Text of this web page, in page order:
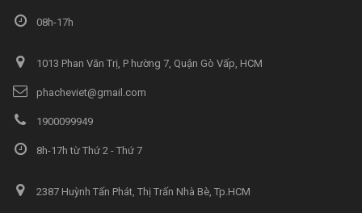
08h-17h
1013 Phan Văn Trị, P hường 7, Quận Gò Vấp, HCM
phacheviet@gmail.com
1900099949
8h-17h từ Thứ 2 - Thứ 7
2387 Huỳnh Tấn Phát, Thị Trấn Nhà Bè, Tp.HCM